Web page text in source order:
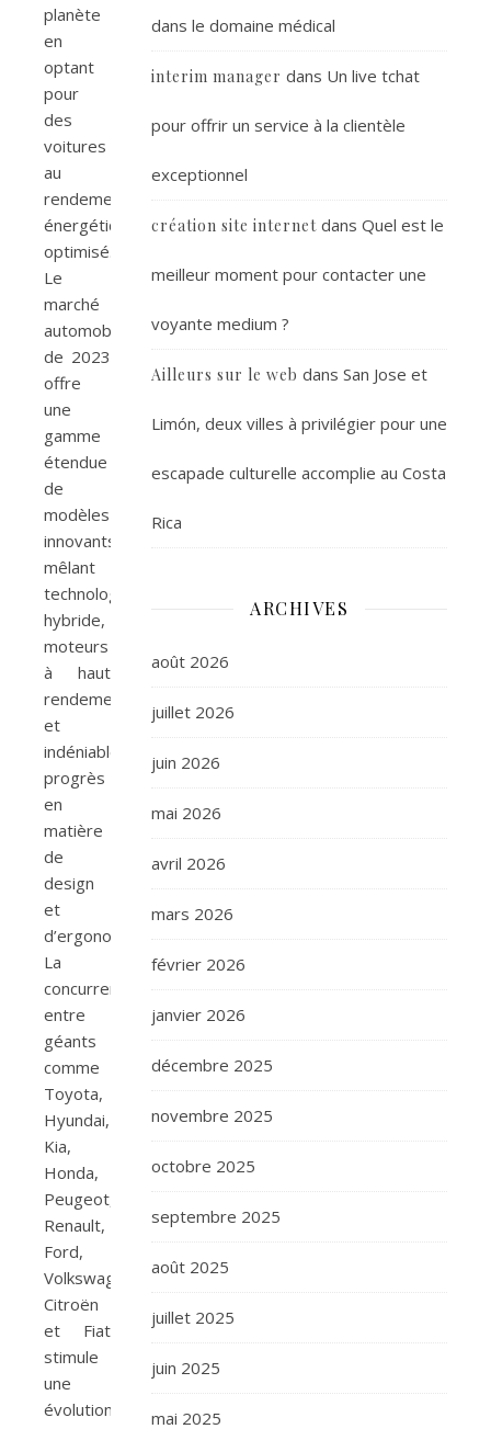
planète
en
optant
pour
des
voitures
au
rendement
énergétique
optimisé.
Le
marché
automobile
de 2023
offre
une
gamme
étendue
de
modèles
innovants,
mêlant
technologie
hybride,
moteurs
à haut
rendement
et
indéniables
progrès
en
matière
de
design
et
d’ergonomie.
La
concurrence
entre
géants
comme
Toyota,
Hyundai,
Kia,
Honda,
Peugeot,
Renault,
Ford,
Volkswagen,
Citroën
et Fiat
stimule
une
évolution
dans le domaine médical
interim manager dans Un live tchat
pour offrir un service à la clientèle
exceptionnel
création site internet dans Quel est le
meilleur moment pour contacter une
voyante medium ?
Ailleurs sur le web dans San Jose et
Limón, deux villes à privilégier pour une
escapade culturelle accomplie au Costa
Rica
ARCHIVES
août 2026
juillet 2026
juin 2026
mai 2026
avril 2026
mars 2026
février 2026
janvier 2026
décembre 2025
novembre 2025
octobre 2025
septembre 2025
août 2025
juillet 2025
juin 2025
mai 2025